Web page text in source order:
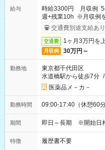
給与
時給3300円 月収例
週+残業10h ※月収例
交通費別途支給あり
交通費 1ヶ月3万円を
月収例 30万円～
勤務地
東京都千代田区
水道橋駅から徒歩7分 /
医薬品メ－カ－
勤務時間 09:00-17:40（休憩60
期間 即日～長期 ※開始日
特徴 履歴書不要